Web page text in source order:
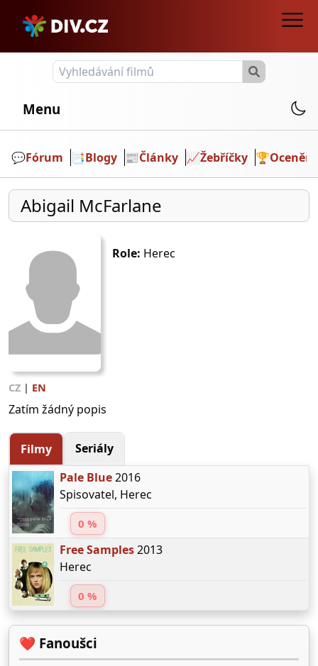
Menu
💬️Fórum 📑Blogy 📰Články 📈Žebříčky 🏆Ocenění
Abigail McFarlane
Role: Herec
CZ | EN
Zatím žádný popis
Filmy
Seriály
Pale Blue2016
Spisovatel, Herec
0 %
Free Samples2013
Herec
0 %
❤️ Fanoušci